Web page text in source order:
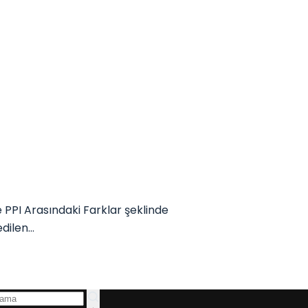
Arasındaki Farklar şeklinde